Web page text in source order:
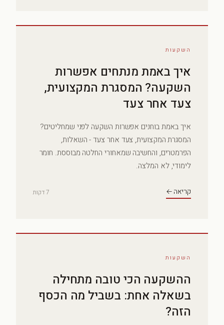
השקעות
איך באמת מנתחים אפשרות
השקעה? המסגרת המקצועית,
צעד אחר צעד
איך באמת בוחנים אפשרות השקעה לפני שמחליטים?
המסגרת המקצועית, צעד אחר צעד - השאלות,
הפרמטרים, והחשיבה שמאחורי החלטה מבוססת. חומר
לימודי, לא המלצה.
קריאה ← 7 דקות
השקעות
ההשקעה הכי טובה מתחילה
בשאלה אחת: בשביל מה הכסף
הזה?